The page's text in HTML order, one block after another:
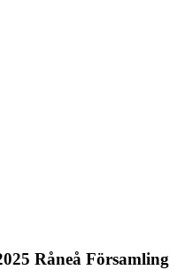
Råneå Församling